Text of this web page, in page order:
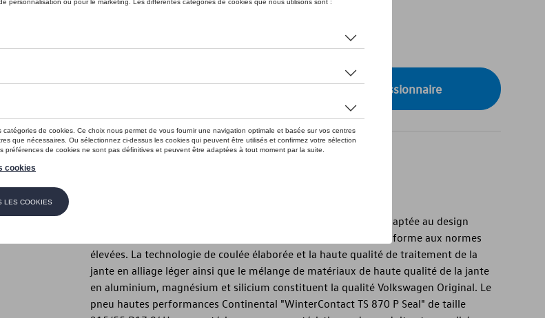
Ce produit n'est actuellement pas de stock
Vérifiez la disponibilité auprès de votre concessionnaire
Introduction
La roue hiver complète Volkswagen d'origine « Merano » est adaptée au design
Volkswagen et convainc par sa peinture résistante à l'usure conforme aux normes
élevées. La technologie de coulée élaborée et la haute qualité de traitement de la
jante en alliage léger ainsi que le mélange de matériaux de haute qualité de la jante
en aluminium, magnésium et silicium constituent la qualité Volkswagen Original. Le
pneu hautes performances Continental "WinterContact TS 870 P Seal" de taille